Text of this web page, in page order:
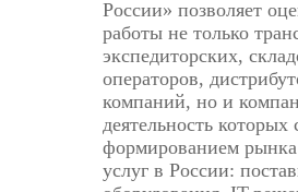
России» позволяет
работы не только
экспедиторских,
операторов,
компаний, но и
деятельность которых
формированием рынка
услуг в России: